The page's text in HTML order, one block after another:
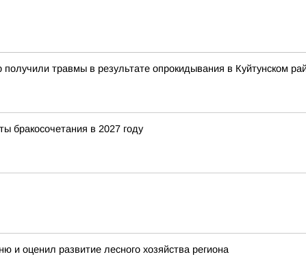
травмы в результате опрокидывания в Куйтунском
бракосочетания в 2027 году
и оценил развитие лесного хозяйства региона